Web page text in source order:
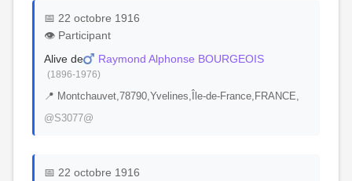
📅 22 octobre 1916
👁️ Participant
Alive de
Raymond Alphonse BOURGEOIS
(1896-1976)
📍 Montchauvet,78790,Yvelines,Île-de-France,FRANCE,
@S3077@
📅 22 octobre 1916